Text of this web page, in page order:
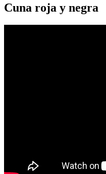
Cuna roja y negra